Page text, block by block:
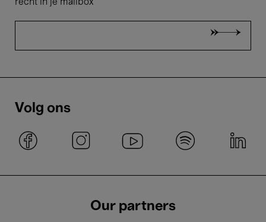
recht in je mailbox
Volg ons
Our partners